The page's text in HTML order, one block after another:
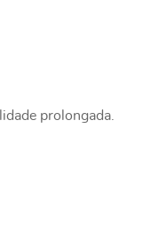
prolongada.